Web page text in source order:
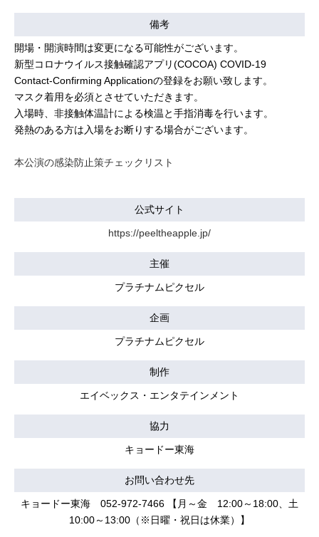
備考
開場・開演時間は変更になる可能性がございます。
新型コロナウイルス接触確認アプリ(COCOA) COVID-19
Contact-Confirming Applicationの登録をお願い致します。
マスク着用を必須とさせていただきます。
入場時、非接触体温計による検温と手指消毒を行います。
発熱のある方は入場をお断りする場合がございます。
本公演の感染防止策チェックリスト
公式サイト
https://peeltheapple.jp/
主催
プラチナムピクセル
企画
プラチナムピクセル
制作
エイベックス・エンタテインメント
協力
キョードー東海
お問い合わせ先
キョードー東海 052-972-7466 【月～金 12:00～18:00、土
10:00～13:00（※日曜・祝日は休業）】